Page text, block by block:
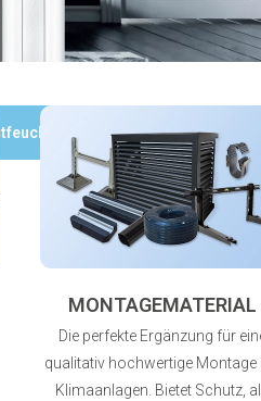
MONTAGEMATERIAL
Die perfekte Ergänzung für
qualitativ hochwertige Montage
Klimaanlagen. Bietet Schutz,